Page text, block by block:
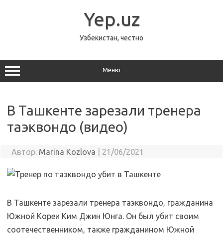
Yep.uz
Узбекистан, честно
Меню
В Ташкенте зарезали тренера
таэквондо (видео)
Автор: Marina Kozlova 21/06/2021
В Ташкенте зарезали тренера таэквондо, гражданина
Южной Кореи Ким Джин Юнга. Он был убит своим
соотечественником, также гражданином Южной